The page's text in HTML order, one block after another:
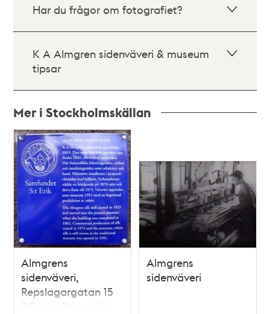
Har du frågor om fotografiet?
K A Almgren sidenväveri & museum
tipsar
Mer i Stockholmskällan
Relaterade
poster
och
teman
Almgrens
sidenväveri,
Repslagargatan 15
(Västergötland 6)
Almgrens
sidenväveri